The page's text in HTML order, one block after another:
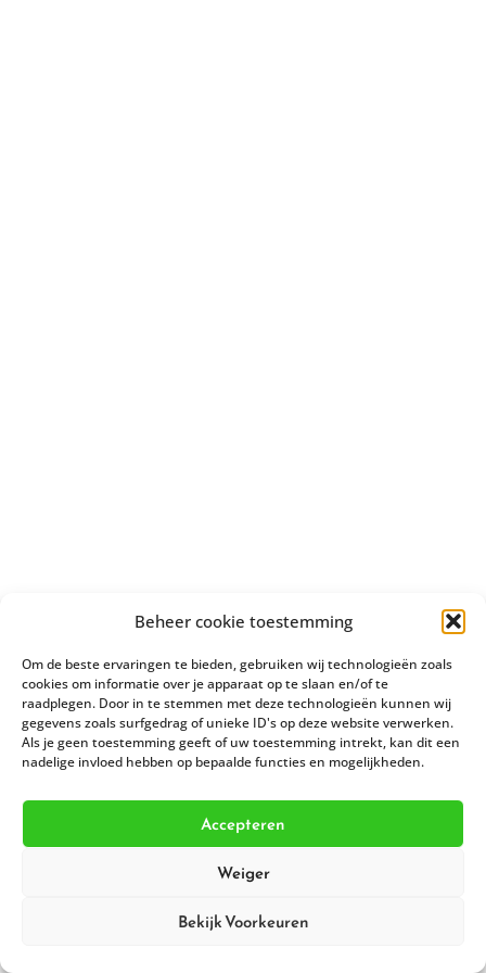
Beheer cookie toestemming
Om de beste ervaringen te bieden, gebruiken wij technologieën zoals
cookies om informatie over je apparaat op te slaan en/of te
raadplegen. Door in te stemmen met deze technologieën kunnen wij
gegevens zoals surfgedrag of unieke ID's op deze website verwerken.
Als je geen toestemming geeft of uw toestemming intrekt, kan dit een
nadelige invloed hebben op bepaalde functies en mogelijkheden.
Accepteren
Weiger
Bekijk Voorkeuren